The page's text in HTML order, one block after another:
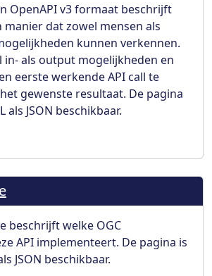
OpenAPI v3 formaat beschrijft
manier dat zowel mensen als
kunnen verkennen.
in- als output mogelijkheden en
eerste werkende API call te
gewenste resultaat. De pagina
als JSON beschikbaar.
beschrijft welke OGC
API implementeert. De pagina is
JSON beschikbaar.